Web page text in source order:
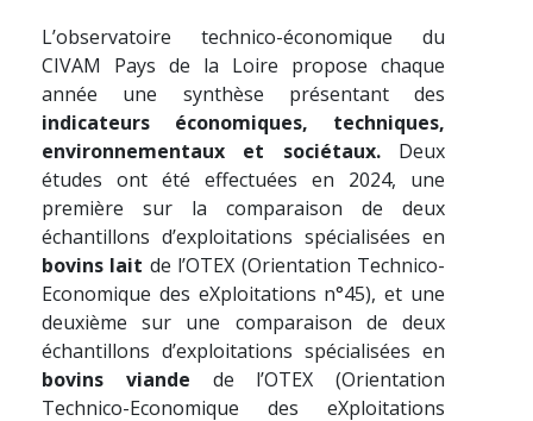
L’observatoire technico-économique du
CIVAM Pays de la Loire propose chaque
année une synthèse présentant des
indicateurs économiques, techniques,
environnementaux et sociétaux.Deux
études ont été effectuées en 2024, une
première sur la comparaison de deux
échantillons d’exploitations spécialisées en
bovins lait de l’OTEX (Orientation Technico-
Economique des eXploitations n°45), et une
deuxième sur une comparaison de deux
échantillons d’exploitations spécialisées en
bovins viande de l’OTEX (Orientation
Technico-Economique des eXploitations